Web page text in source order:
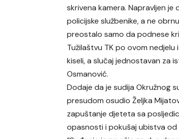
skrivena kamera. Napravljen je
policijske službenike, a ne
preostalo samo da podnese
Tužilaštvu TK po ovom nedjelu
kiseli, a slučaj jednostavan za
Osmanović.
Dodaje da je sudija Okružnog
presudom osudio Željka
zapuštanje djeteta sa
opasnosti i pokušaj ubistva